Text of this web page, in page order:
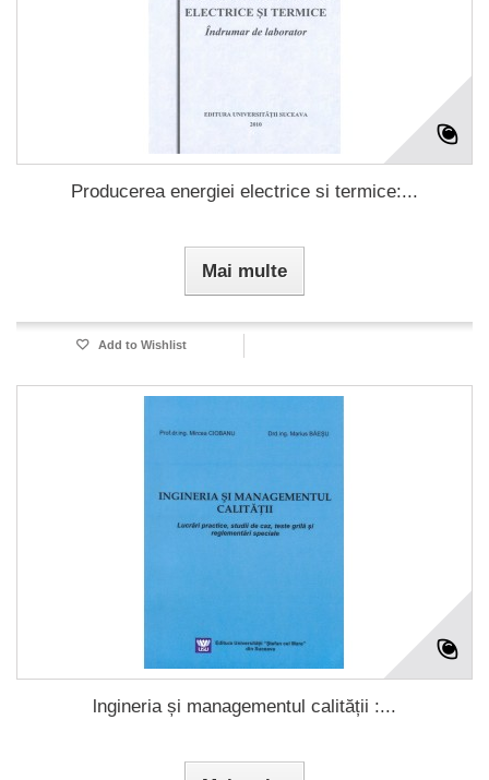
Producerea energiei electrice si termice:...
Mai multe
Add to Wishlist
lngineria și managementul calității :...